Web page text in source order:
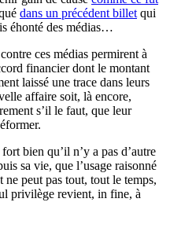
dans un précédent billet qui
éhonté des médias…
ces médias permirent à
financier dont le montant
laissé une trace dans leurs
affaire soit, là encore,
s’il le faut, que leur
bien qu’il n’y a pas d’autre
sa vie, que l’usage raisonné
peut pas tout, tout le temps,
privilège revient, in fine, à